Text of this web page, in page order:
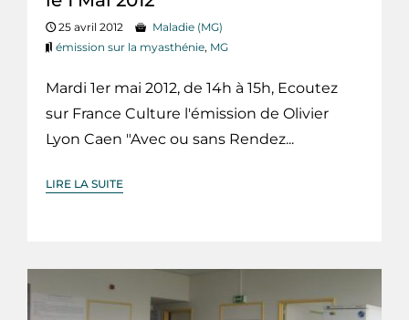
25 avril 2012
Maladie (MG)
émission sur la myasthénie, MG
Mardi 1er mai 2012, de 14h à 15h, Ecoutez
sur France Culture l'émission de Olivier
Lyon Caen "Avec ou sans Rendez...
LIRE LA SUITE